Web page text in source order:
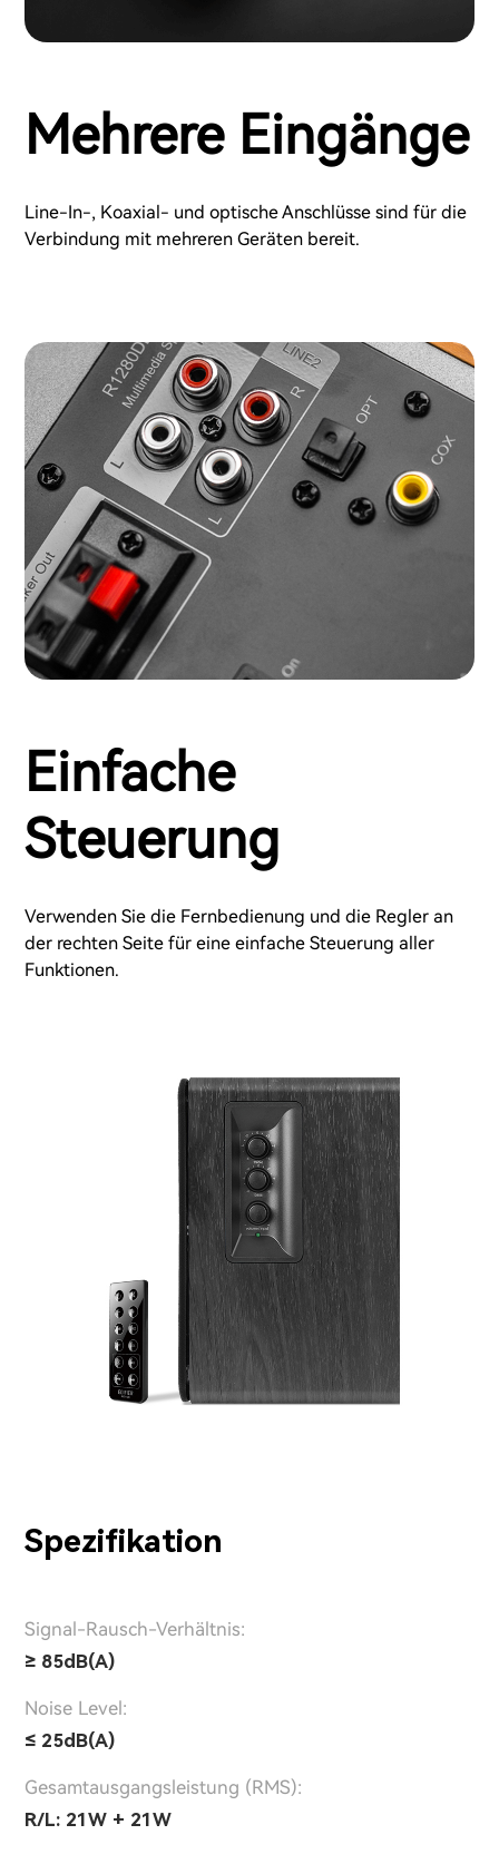
Mehrere Eingänge
Line-In-, Koaxial- und optische Anschlüsse sind für die
Verbindung mit mehreren Geräten bereit.
Einfache
Steuerung
Verwenden Sie die Fernbedienung und die Regler an
der rechten Seite für eine einfache Steuerung aller
Funktionen.
Spezifikation
Signal-Rausch-Verhältnis:
≥ 85dB(A)
Noise Level:
≤ 25dB(A)
Gesamtausgangsleistung (RMS):
R/L: 21W + 21W